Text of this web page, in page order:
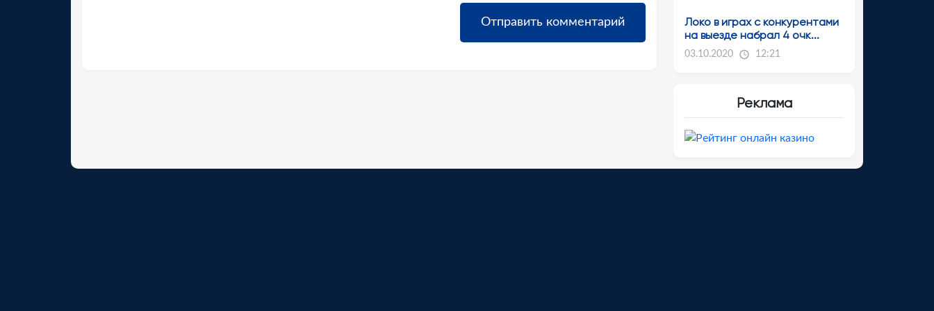
Локо в играх с конкурентами
на выезде набрал 4 очк...
03.10.2020 12:21
Реклама